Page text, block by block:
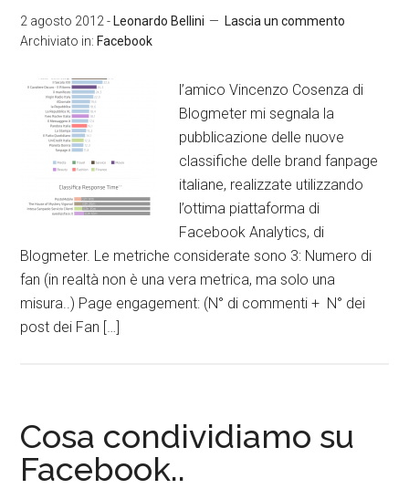
2 agosto 2012 - Leonardo Bellini
Lascia un commento
Archiviato in: Facebook
l’amico Vincenzo Cosenza di
Blogmeter mi segnala la
pubblicazione delle nuove
classifiche delle brand fanpage
italiane, realizzate utilizzando
l’ottima piattaforma di
Facebook Analytics, di
Blogmeter. Le metriche considerate sono 3: Numero di
fan (in realtà non è una vera metrica, ma solo una
misura..) Page engagement: (N° di commenti + N° dei
post dei Fan […]
Cosa condividiamo su
Facebook..